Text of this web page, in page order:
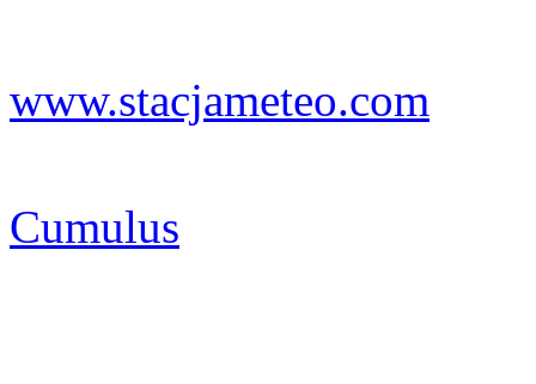
www.stacjameteo.com
Cumulus